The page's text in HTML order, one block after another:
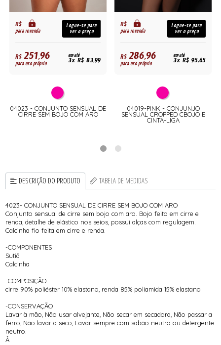
R$
para revenda
Logue-se para
ver o preço
R$251,96
para uso próprio
em até
3x R$ 83,99
04023 - CONJUNTO SENSUAL DE
CIRRE SEM BOJO COM ARO
R$
para revenda
Logue-se para
ver o preço
R$286,96
para uso próprio
em até
3x R$ 95,65
04019-PINK - CONJUNJO
SENSUAL CROPPED CBOJO E
CINTA-LIGA
DESCRIÇÃO DO PRODUTO TABELA DE MEDIDAS
4023- CONJUNTO SENSUAL DE CIRRE SEM BOJO COM ARO
Conjunto sensual de cirre sem bojo com aro. Bojo feito em cirre e
renda, detalhe de elástico nos seios, possui alças com regulagem.
Calcinha fio feita em cirre e renda.
-COMPONENTES
Sutiã
Calcinha
-COMPOSIÇÃO
cirre 90% poliéster 10% elastano, renda 85% poliamida 15% elastano
-CONSERVAÇÃO
Lavar à mão, Não usar alvejante, Não secar em secadora, Não passar a
ferro, Não lavar a seco, Lavar sempre com sabão neutro ou detergente
neutro.
Â